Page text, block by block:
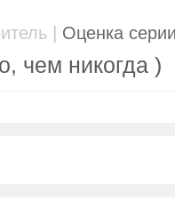
| Оценка
чем никогда )